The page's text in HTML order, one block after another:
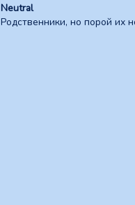
Neutral
Родственники, но порой их